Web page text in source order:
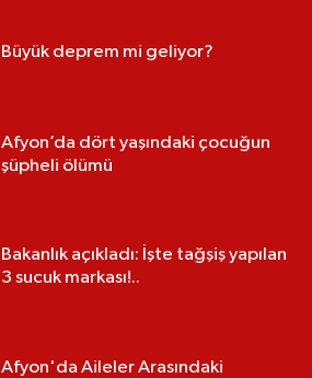
Büyük deprem mi geliyor?
Afyon’da dört yaşındaki çocuğun
şüpheli ölümü
Bakanlık açıkladı: İşte tağşiş yapılan
3 sucuk markası!..
Afyon'da Aileler Arasındaki